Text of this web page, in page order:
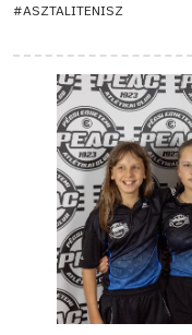
#ASZTALITENISZ